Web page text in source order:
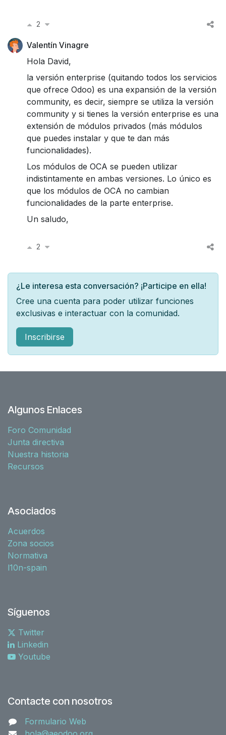
2
Valentín Vinagre
Hola David,
la versión enterprise (quitando todos los servicios
que ofrece Odoo) es una expansión de la versión
community, es decir, siempre se utiliza la versión
community y si tienes la versión enterprise es una
extensión de módulos privados (más módulos
que puedes instalar y que te dan más
funcionalidades).
Los módulos de OCA se pueden utilizar
indistintamente en ambas versiones. Lo único es
que los módulos de OCA no cambian
funcionalidades de la parte enterprise.
Un saludo,
2
¿Le interesa esta conversación? ¡Participe en ella!
Cree una cuenta para poder utilizar funciones
exclusivas e interactuar con la comunidad.
Inscribirse
Algunos Enlaces
Foro Comunidad
Junta directiva
Nuestra historia
Recursos
Asociados
Acuerdos
Zona socios
Normativa
l10n-spain
Síguenos
Twitter
Linkedin
Youtube
Contacte con nosotros
Formulario Web